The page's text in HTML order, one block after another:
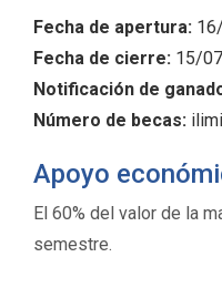
Fecha de apertura:
Fecha de cierre: 15/
Notificación de
Número de becas:
Apoyo
El 60% del valor de la
semestre.